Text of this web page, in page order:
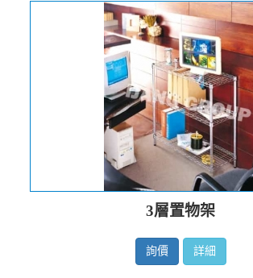
3層置物架
詢價 詳細